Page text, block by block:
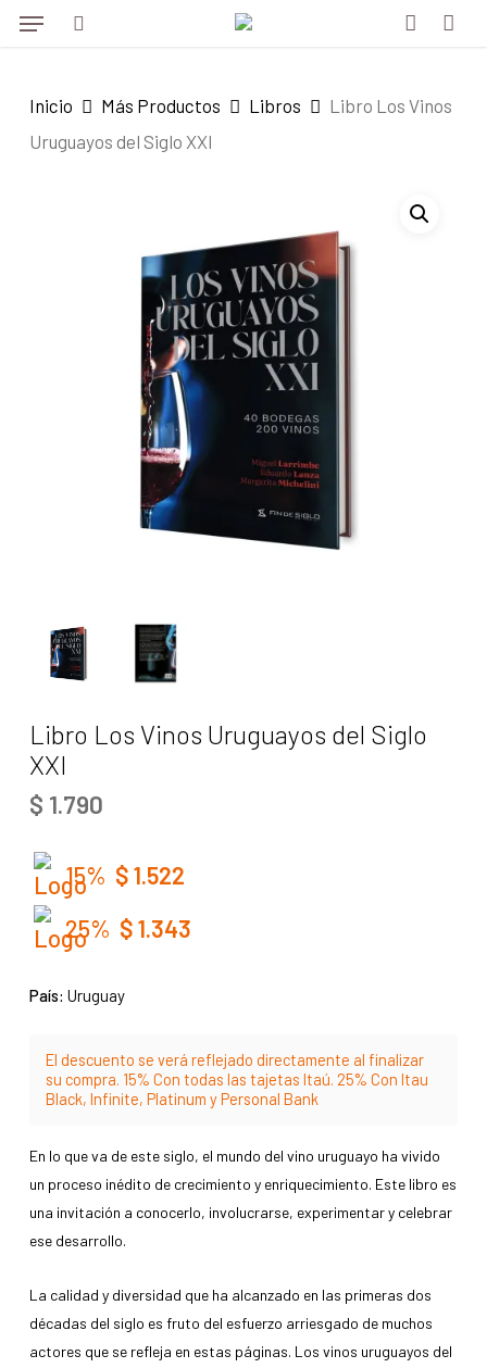
Skip
content
Menu
Inicio Más Productos Libros
Libro Los Vinos
Uruguayos del Siglo XXI
Libro Los Vinos Uruguayos del Siglo
XXI
$ 1.790
15% $1.522
25% $1.343
País: Uruguay
El descuento se verá reflejado directamente al finalizar
su compra. 15% Con todas las tajetas Itaú. 25% Con Itau
Black, Infinite, Platinum y Personal Bank
En lo que va de este siglo, el mundo del vino uruguayo ha vivido
un proceso inédito de crecimiento y enriquecimiento. Este libro es
una invitación a conocerlo, involucrarse, experimentar y celebrar
ese desarrollo.
La calidad y diversidad que ha alcanzado en las primeras dos
décadas del siglo es fruto del esfuerzo arriesgado de muchos
actores que se refleja en estas páginas. Los vinos uruguayos del